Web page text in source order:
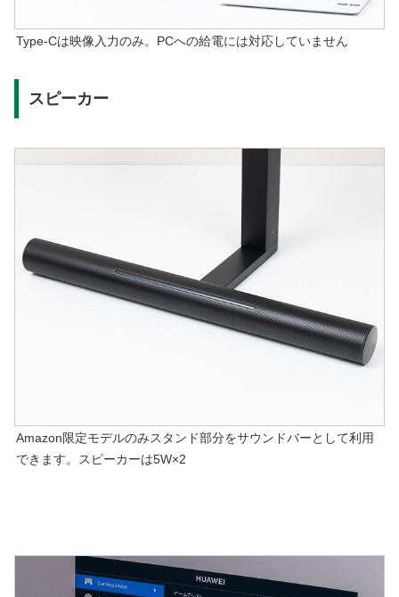
Type-Cは映像入力のみ。PCへの給電には対応していません
スピーカー
Amazon限定モデルのみスタンド部分をサウンドバーとして利用
できます。スピーカーは5W×2